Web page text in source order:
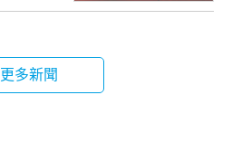
更多新聞